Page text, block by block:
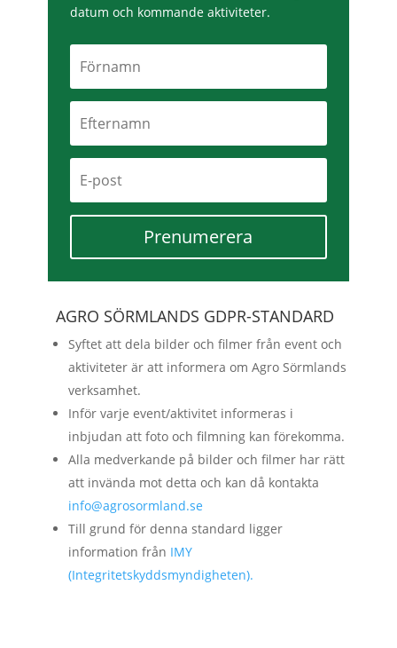
datum och kommande aktiviteter.
Prenumerera
AGRO SÖRMLANDS GDPR-STANDARD
Syftet att dela bilder och filmer från event och
aktiviteter är att informera om Agro Sörmlands
verksamhet.
Inför varje event/aktivitet informeras i
inbjudan att foto och filmning kan förekomma.
Alla medverkande på bilder och filmer har rätt
att invända mot detta och kan då kontakta
info@agrosormland.se
Till grund för denna standard ligger
information från IMY
(Integritetskyddsmyndigheten).